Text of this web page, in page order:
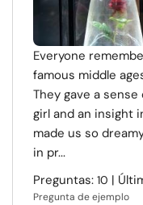
Everyone
famous middle
They gave a
girl and an insight
made us so
in pr...
Preguntas: 10 |
Pregunta de ejemplo